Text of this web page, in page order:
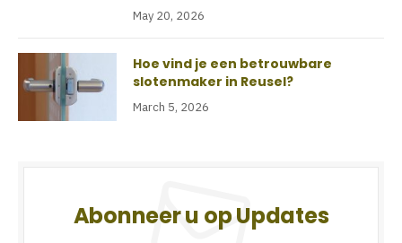
May 20, 2026
Hoe vind je een betrouwbare
slotenmaker in Reusel?
March 5, 2026
Abonneer u op Updates